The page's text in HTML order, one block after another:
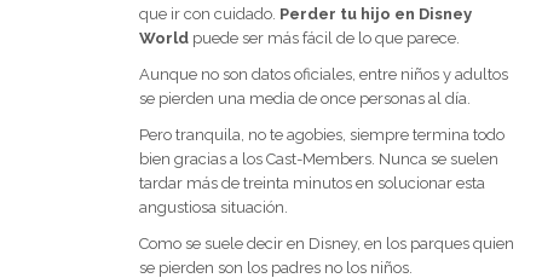
que ir con cuidado. Perder tu hijo en Disney
World puede ser más fácil de lo que parece.
Aunque no son datos oficiales, entre niños y adultos
se pierden una media de once personas al día.
Pero tranquila, no te agobies, siempre termina todo
bien gracias a los Cast-Members. Nunca se suelen
tardar más de treinta minutos en solucionar esta
angustiosa situación.
Como se suele decir en Disney, en los parques quien
se pierden son los padres no los niños.